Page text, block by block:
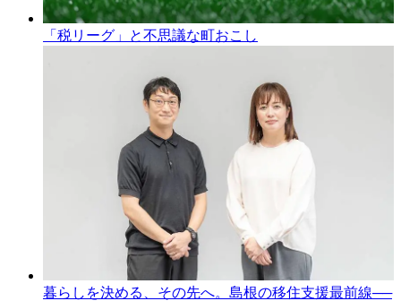
「税リーグ」と不思議な町おこし
暮らしを決める、その先へ。島根の移住支援最前線──